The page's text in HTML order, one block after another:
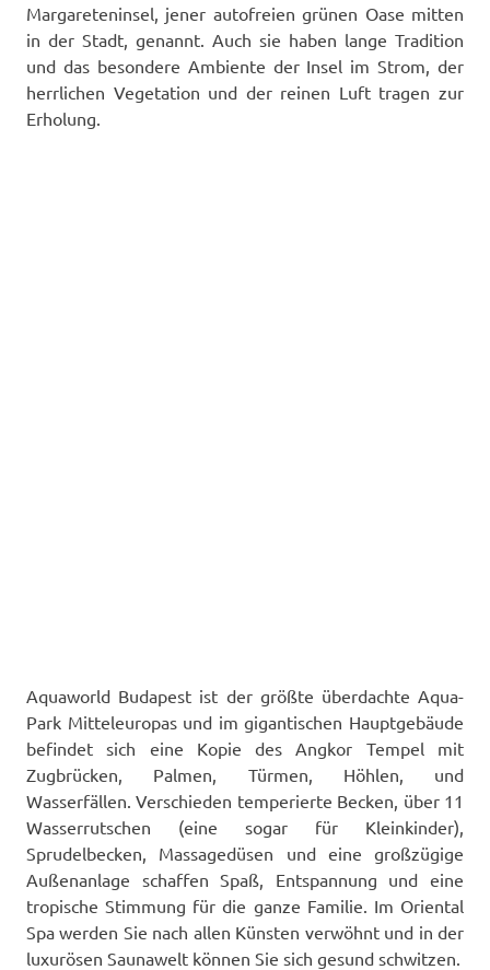
Margareteninsel, jener autofreien grünen Oase mitten
in der Stadt, genannt. Auch sie haben lange Tradition
und das besondere Ambiente der Insel im Strom, der
herrlichen Vegetation und der reinen Luft tragen zur
Erholung.
Aquaworld Budapest ist der größte überdachte Aqua-
Park Mitteleuropas und im gigantischen Hauptgebäude
befindet sich eine Kopie des Angkor Tempel mit
Zugbrücken, Palmen, Türmen, Höhlen, und
Wasserfällen. Verschieden temperierte Becken, über 11
Wasserrutschen (eine sogar für Kleinkinder),
Sprudelbecken, Massagedüsen und eine großzügige
Außenanlage schaffen Spaß, Entspannung und eine
tropische Stimmung für die ganze Familie. Im Oriental
Spa werden Sie nach allen Künsten verwöhnt und in der
luxurösen Saunawelt können Sie sich gesund schwitzen.